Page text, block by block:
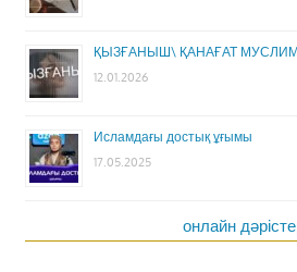
ҚЫЗҒАНЫШ\ ҚАНАҒАТ
12.01.2026
Исламдағы достық ұғымы
17.05.2025
онлайн